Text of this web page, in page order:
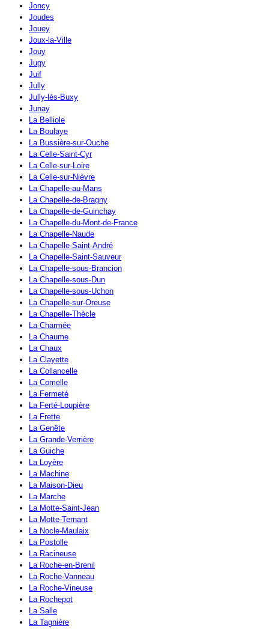
Joncy
Joudes
Jouey
Joux-la-Ville
Jouy
Jugy
Juif
Jully
Jully-lès-Buxy
Junay
La Belliole
La Boulaye
La Bussière-sur-Ouche
La Celle-Saint-Cyr
La Celle-sur-Loire
La Celle-sur-Nièvre
La Chapelle-au-Mans
La Chapelle-de-Bragny
La Chapelle-de-Guinchay
La Chapelle-du-Mont-de-France
La Chapelle-Naude
La Chapelle-Saint-André
La Chapelle-Saint-Sauveur
La Chapelle-sous-Brancion
La Chapelle-sous-Dun
La Chapelle-sous-Uchon
La Chapelle-sur-Oreuse
La Chapelle-Thècle
La Charmée
La Chaume
La Chaux
La Clayette
La Collancelle
La Comelle
La Fermeté
La Ferté-Loupière
La Frette
La Genête
La Grande-Verrière
La Guiche
La Loyère
La Machine
La Maison-Dieu
La Marche
La Motte-Saint-Jean
La Motte-Ternant
La Nocle-Maulaix
La Postolle
La Racineuse
La Roche-en-Brenil
La Roche-Vanneau
La Roche-Vineuse
La Rochepot
La Salle
La Tagnière